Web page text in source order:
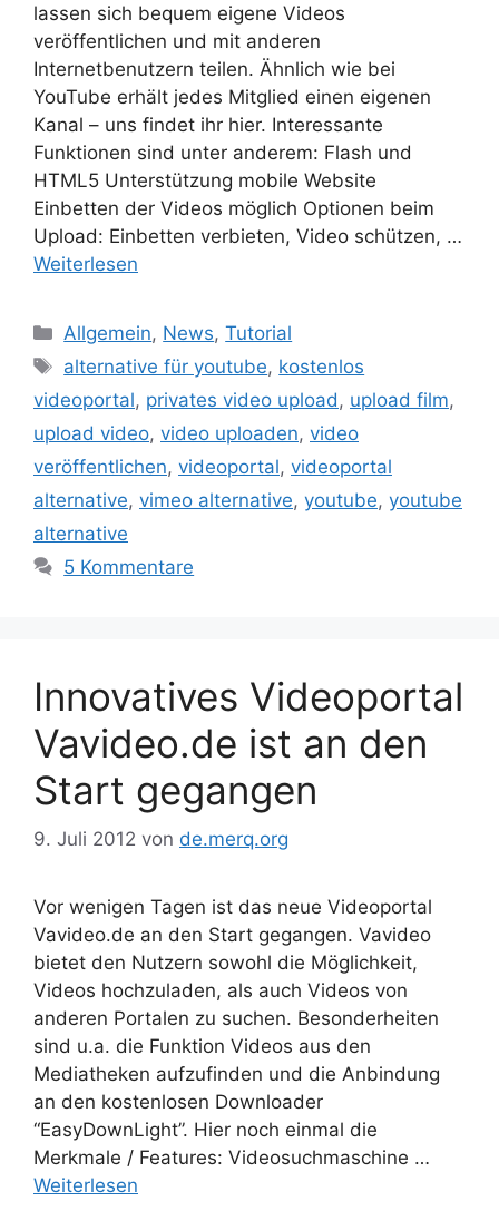
lassen sich bequem eigene Videos
veröffentlichen und mit anderen
Internetbenutzern teilen. Ähnlich wie bei
YouTube erhält jedes Mitglied einen eigenen
Kanal – uns findet ihr hier. Interessante
Funktionen sind unter anderem: Flash und
HTML5 Unterstützung mobile Website
Einbetten der Videos möglich Optionen beim
Upload: Einbetten verbieten, Video schützen, …
Weiterlesen
Kategorien
Allgemein, News,Tutorial
Schlagwörter
alternative für youtube, kostenlos
videoportal, privates video upload , upload film,
upload video, video uploaden, video
veröffentlichen, videoportal, videoportal
alternative, vimeo alternative, youtube, youtube
alternative
5 Kommentare
Innovatives Videoportal
Vavideo.de ist an den
Start gegangen
9. Juli 2012 von de.merq.org
Vor wenigen Tagen ist das neue Videoportal
Vavideo.de an den Start gegangen. Vavideo
bietet den Nutzern sowohl die Möglichkeit,
Videos hochzuladen, als auch Videos von
anderen Portalen zu suchen. Besonderheiten
sind u.a. die Funktion Videos aus den
Mediatheken aufzufinden und die Anbindung
an den kostenlosen Downloader
“EasyDownLight”. Hier noch einmal die
Merkmale / Features: Videosuchmaschine …
Weiterlesen